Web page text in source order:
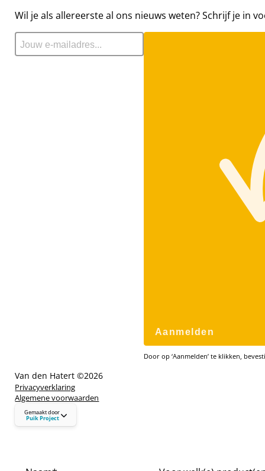
Wil je als allereerste al ons nieuws weten? Schrijf je in
Aanmelden
Door op ‘Aanmelden’ te klikken,
Van den Hatert ©2026
Privacyverklaring
Algemene voorwaarden
Gemaakt door
Puik Project
hallo@puikproject.nl
06 - 23 72 72 41